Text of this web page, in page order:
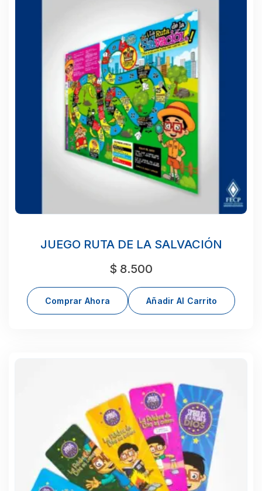
JUEGO RUTA DE LA SALVACIÓN
$ 8.500
Comprar Ahora Añadir Al Carrito